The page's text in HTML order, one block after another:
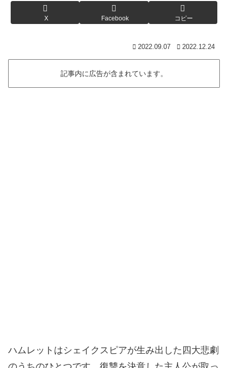
X Facebook コピー
2022.09.07 2022.12.24
記事内に広告が含まれています。
ハムレットはシェイクスピアが生み出した四大悲劇